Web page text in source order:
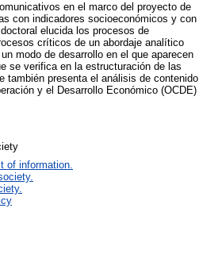
en el marco del proyecto de
con indicadores socioeconómicos y con
elucida los procesos de
críticos de un abordaje analítico
modo de desarrollo en el que aparecen
se verifica en la estructuración de las
también presenta el análisis de contenido
y el Desarrollo Económico (OCDE)
of information.